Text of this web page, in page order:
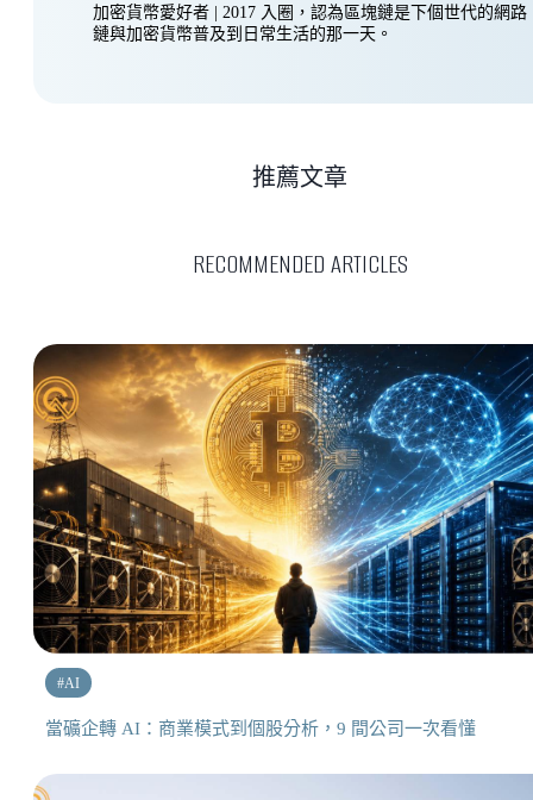
加密貨幣愛好者 | 2017 入圈，認為區塊鏈是下個世代的網路
鏈與加密貨幣普及到日常生活的那一天。
RECOMMENDED ARTICLES
推薦文章
#AI
當礦企轉 AI：商業模式到個股分析，9 間公司一次看懂